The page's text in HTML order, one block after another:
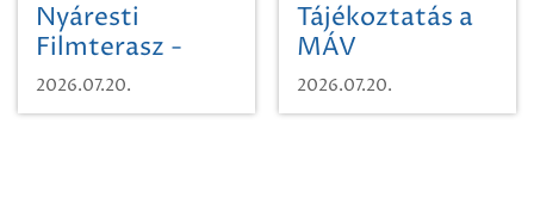
Nyáresti
Filmterasz -
Beugró a
Paradicsomba
2026.07.20.
Tájékoztatás a
MÁV
Pályaműködtetési
Zrt. Területi
2026.07.20.